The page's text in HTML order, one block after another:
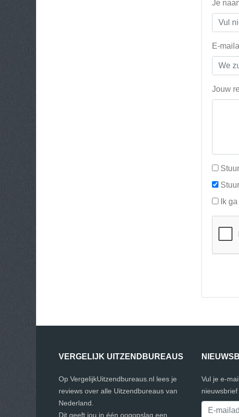
Je
E-
Jouw
Ik
VERGELIJK UITZENDBUREAUS
Op VergelijkUitzendbureaus.nl lees je
reviews over alle Uitzendbureaus van
Nederland.
Dit geeft jou in één oogopslag een
Vul je e-
nieuwsbrief